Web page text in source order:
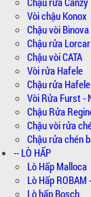
Vòi chậu Konox
Chậu vòi Binova
Chậu rửa Lorcar
Chậu vòi CATA
Vòi rửa Hafele
Chậu rửa Hafele
Vòi Rửa Furst -
Chậu Rửa
Chậu vòi rửa
Chậu rửa chén
-- LÒ HẤP
Lò Hấp Malloca
Lò Hấp ROBAM
Lò hấp Bosch